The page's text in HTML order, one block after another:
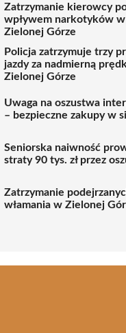
Zatrzymanie kierowcy
wpływem narkotyków w
Zielonej Górze
Policja zatrzymuje trzy
jazdy za nadmierną
Zielonej Górze
Uwaga na oszustwa
– bezpieczne zakupy w
Seniorska naiwność
straty 90 tys. zł przez
Zatrzymanie
włamania w Zielonej